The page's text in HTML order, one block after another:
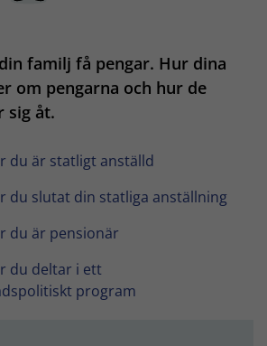
familj få pengar. Hur dina
om pengarna och hur de
sig åt.
du är statligt anställd
du slutat din statliga anställning
du är pensionär
du deltar i ett
program